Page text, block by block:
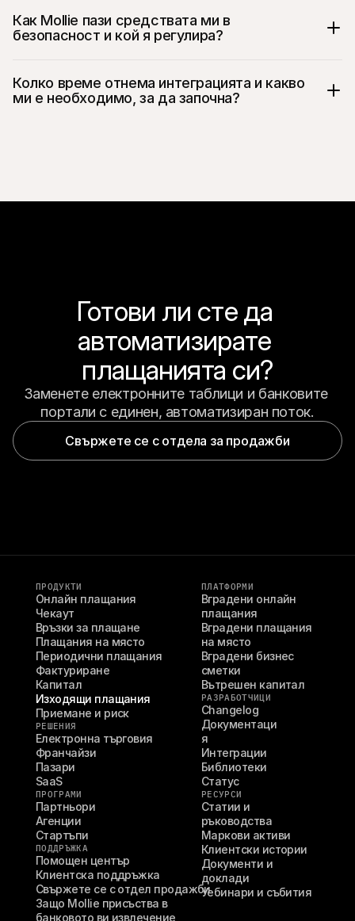
Как Mollie пази средствата ми в
безопасност и кой я регулира?
Колко време отнема интеграцията и какво
ми е необходимо, за да започна?
Готови ли сте да
автоматизирате
плащанията си?
Заменете електронните таблици и банковите
портали с единен, автоматизиран поток.
Свържете се с отдела за продажби
ПРОДУКТИ
Онлайн плащания
Чекаут
Връзки за плащане
Плащания на място
Периодични плащания
Фактуриране
Капитал
Изходящи плащания
Приемане и риск
РЕШЕНИЯ
Електронна търговия
Франчайзи
Пазари
SaaS
ПРОГРАМИ
Партньори
Агенции
Стартъпи
ПОДДРЪЖКА
Помощен център
Клиентска поддръжка
Свържете се с отдел продажби
Защо Mollie присъства в
банковото ви извлечение
ПЛАТФОРМИ
Вградени онлайн
плащания
Вградени плащания
на място
Вградени бизнес
сметки
Вътрешен капитал
РАЗРАБОТЧИЦИ
Changelog
Документаци
я
Интеграции
Библиотеки
Статус
РЕСУРСИ
Статии и
ръководства
Маркови активи
Клиентски истории
Документи и
доклади
Уебинари и събития